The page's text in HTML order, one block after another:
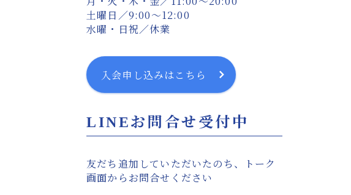
土曜日／9:00〜12:00
水曜・日祝／休業
入会申し込みはこちら
LINEお問合せ受付中
友だち追加していただいたのち、トーク
画面からお問合せください